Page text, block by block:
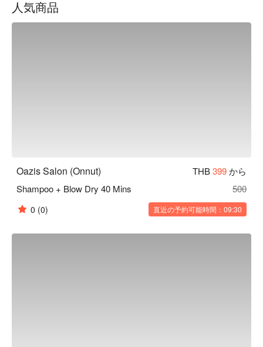
ルを変えたい方や包括的なビューティーケアを楽しみたい方
に、オアジスサロンは理想的な選択です。セルフケアが好き
人気商品
Oazis Salon (Onnut) THB399から
Shampoo + Blow Dry 40 Mins
500
0 (0) 直近の予約可能時間：09:30